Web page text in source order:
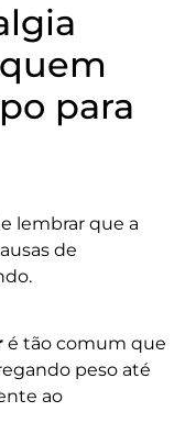
para
lembrar que a
de
é tão comum que
peso até
ao